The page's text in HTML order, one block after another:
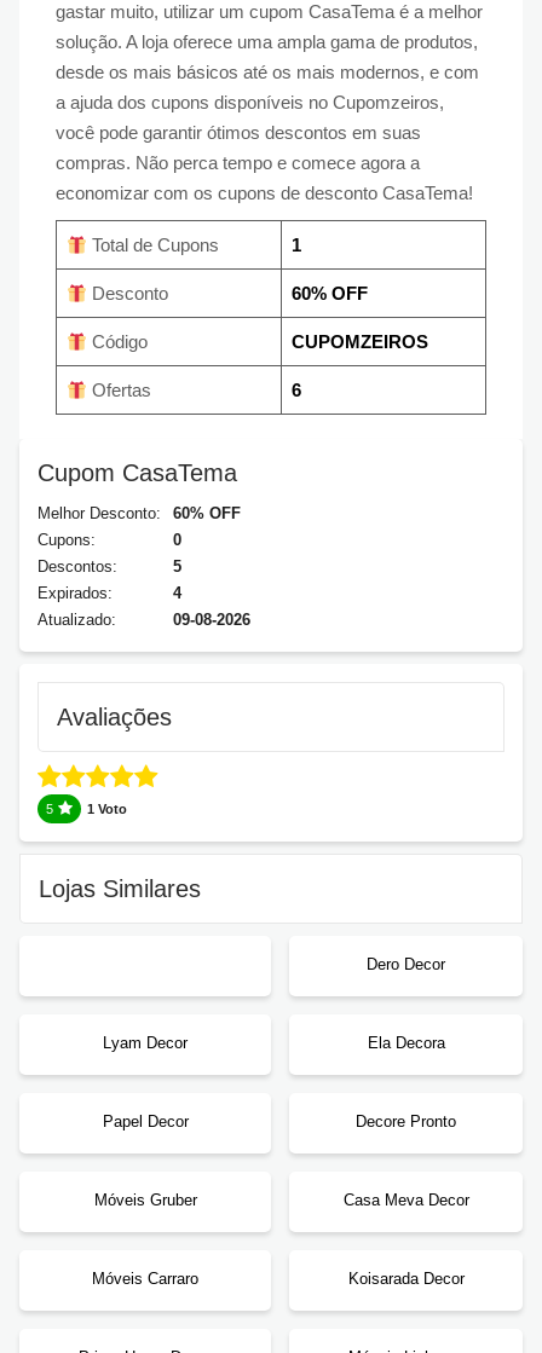
gastar muito, utilizar um cupom CasaTema é a melhor
solução. A loja oferece uma ampla gama de produtos,
desde os mais básicos até os mais modernos, e com
a ajuda dos cupons disponíveis no Cupomzeiros,
você pode garantir ótimos descontos em suas
compras. Não perca tempo e comece agora a
economizar com os cupons de desconto CasaTema!
Total de Cupons 1
Desconto 60% OFF
Código CUPOMZEIROS
Ofertas 6
Cupom CasaTema
Melhor Desconto:
60% OFF
Cupons:
0
Descontos:
5
Expirados:
4
Atualizado:
09-08-2026
Avaliações
5 1 Voto
Lojas Similares
Dero Decor
Lyam Decor Ela Decora
Papel Decor Decore Pronto
Móveis Gruber Casa Meva Decor
Móveis Carraro Koisarada Decor